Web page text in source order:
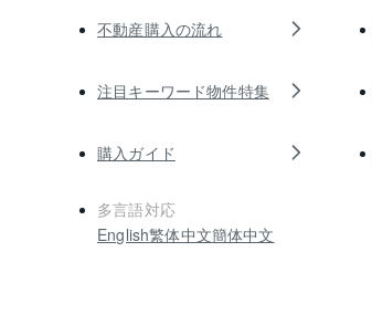
不動産購入の流れ
注目キーワード物件特集
購入ガイド
多言語対応
English繁体中文簡体中文